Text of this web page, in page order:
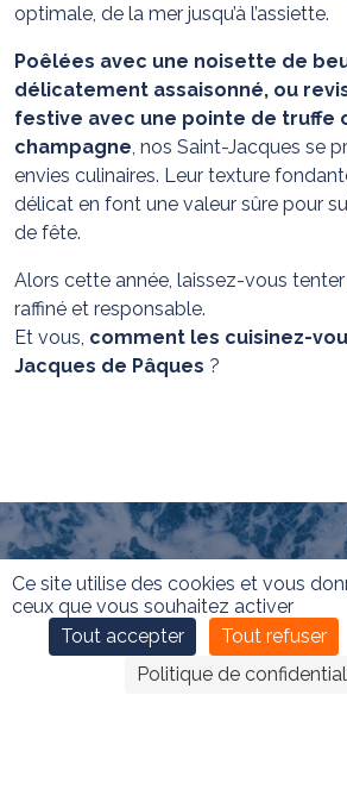
Ce site utilise des cookies et vous
ceux que vous souhaitez activer
Tout accepter
Tout refuser
Politique de
optimale, de la mer jusqu’à l’assiette.
Poêlées avec une noisette de
délicatement assaisonné, ou
festive avec une pointe de truffe
champagne, nos Saint-Jacques se
envies culinaires. Leur texture
délicat en font une valeur sûre pour
de fête.
Alors cette année, laissez-vous
raffiné et responsable.
Et vous, comment les cuisinez-
Jacques de Pâques ?